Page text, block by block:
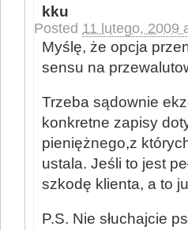
kku
Posted 11 lutego, 2009
Myślę, że opcja
sensu na
Trzeba sądownie
konkretne zapisy
pieniężnego,z
ustala. Jeśli to jest
szkodę klienta, a to
P.S. Nie słuchajcie